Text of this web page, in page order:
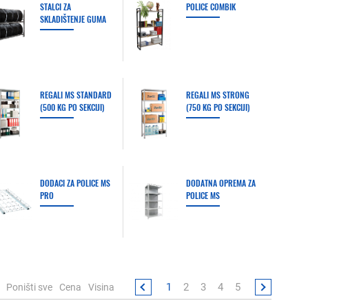
STALCI ZA
SKLADIŠTENJE GUMA
POLICE COMBIK
REGALI MS STANDARD
(500 KG PO SEKCIJI)
REGALI MS STRONG
(750 KG PO SEKCIJI)
DODACI ZA POLICE MS
PRO
DODATNA OPREMA ZA
POLICE MS
Poništi sve Cena Visina 1 2 3 4 5